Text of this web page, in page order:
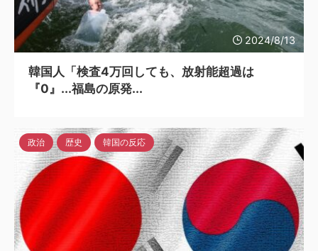
2024/8/13
韓国人「検査4万回しても、放射能超過は
『0』...福島の原発...
政治 歴史 韓国の反応